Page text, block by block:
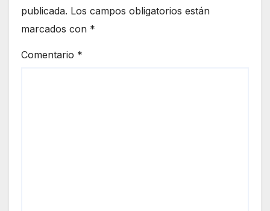
publicada. Los campos obligatorios están
marcados con *
Comentario *